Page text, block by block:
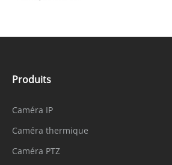
Produits
Caméra IP
Caméra thermique
Caméra PTZ